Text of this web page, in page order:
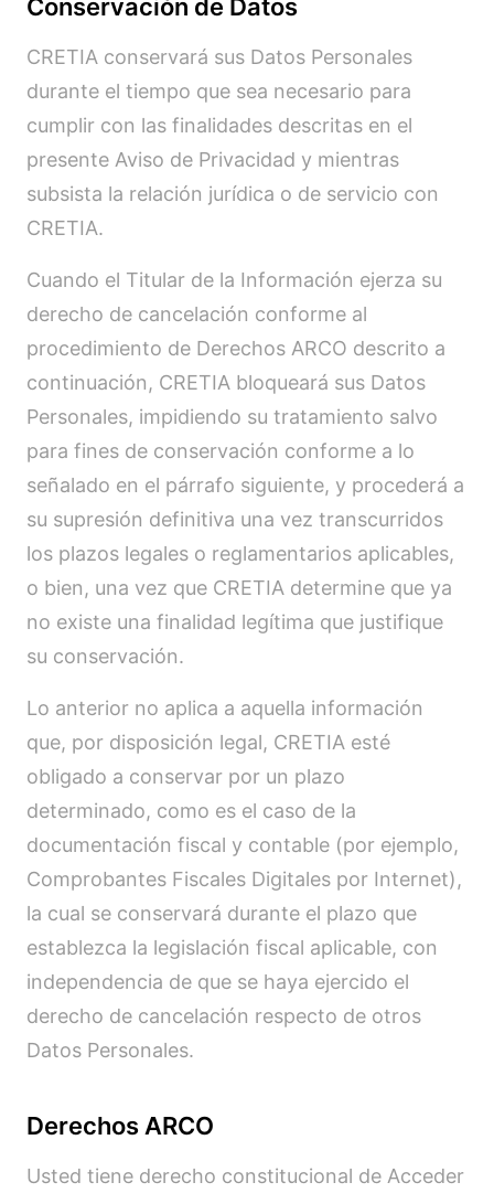
Conservación de Datos
CRETIA conservará sus Datos Personales
durante el tiempo que sea necesario para
cumplir con las finalidades descritas en el
presente Aviso de Privacidad y mientras
subsista la relación jurídica o de servicio con
CRETIA.
Cuando el Titular de la Información ejerza su
derecho de cancelación conforme al
procedimiento de Derechos ARCO descrito a
continuación, CRETIA bloqueará sus Datos
Personales, impidiendo su tratamiento salvo
para fines de conservación conforme a lo
señalado en el párrafo siguiente, y procederá a
su supresión definitiva una vez transcurridos
los plazos legales o reglamentarios aplicables,
o bien, una vez que CRETIA determine que ya
no existe una finalidad legítima que justifique
su conservación.
Lo anterior no aplica a aquella información
que, por disposición legal, CRETIA esté
obligado a conservar por un plazo
determinado, como es el caso de la
documentación fiscal y contable (por ejemplo,
Comprobantes Fiscales Digitales por Internet),
la cual se conservará durante el plazo que
establezca la legislación fiscal aplicable, con
independencia de que se haya ejercido el
derecho de cancelación respecto de otros
Datos Personales.
Derechos ARCO
Usted tiene derecho constitucional de Acceder